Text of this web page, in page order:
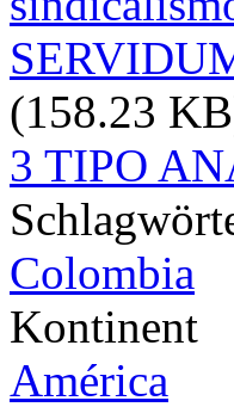
(158.23
3 TIPO
Colombia
Kontinent
América